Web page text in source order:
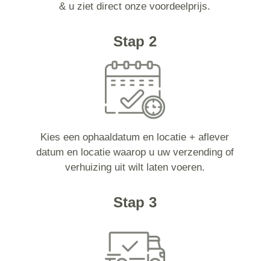
& u ziet direct onze voordeelprijs.
Stap 2
Kies een ophaaldatum en locatie + aflever
datum en locatie waarop u uw verzending of
verhuizing uit wilt laten voeren.
Stap 3